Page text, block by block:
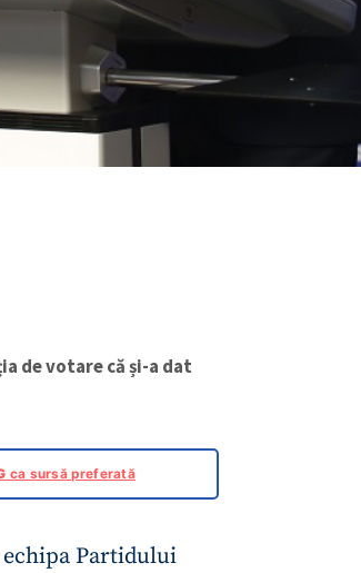
de votare că și-a dat
ca sursă preferată
Partidului